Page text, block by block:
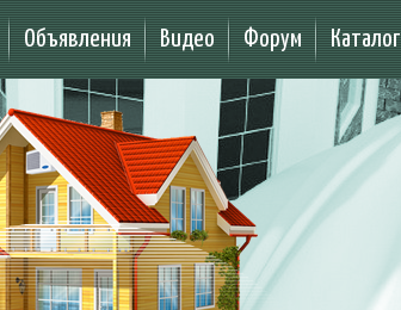
Объявления Видео Форум Каталог